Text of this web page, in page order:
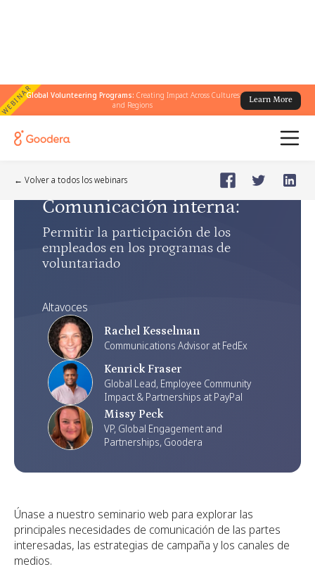
WEBINARGlobal Volunteering Programs: Creating Impact Across Cultures
and Regions
Learn More
← Volver a todos los webinars
🗓️Aug 13, 2024
Comunicación interna:
Permitir la participación de los
empleados en los programas de
voluntariado
Altavoces
Rachel Kesselman
Communications Advisor at FedEx
Kenrick Fraser
Global Lead, Employee Community
Impact & Partnerships at PayPal
Missy Peck
VP, Global Engagement and
Partnerships, Goodera
Únase a nuestro seminario web para explorar las
principales necesidades de comunicación de las partes
interesadas, las estrategias de campaña y los canales de
medios.